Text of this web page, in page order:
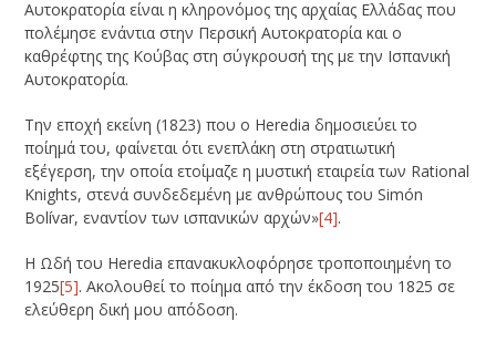
Αυτοκρατορία είναι η κληρονόμος της αρχαίας Ελλάδας που
πολέμησε ενάντια στην Περσική Αυτοκρατορία και ο
καθρέφτης της Κούβας στη σύγκρουσή της με την Ισπανική
Αυτοκρατορία.
Την εποχή εκείνη (1823) που ο Heredia δημοσιεύει το
ποίημά του, φαίνεται ότι ενεπλάκη στη στρατιωτική
εξέγερση, την οποία ετοίμαζε η μυστική εταιρεία των Rational
Knights, στενά συνδεδεμένη με ανθρώπους του Simón
Bolívar, εναντίον των ισπανικών αρχών»[4].
Η Ωδή του Heredia επανακυκλοφόρησε τροποποιημένη το
1925[5]. Ακολουθεί το ποίημα από την έκδοση του 1825 σε
ελεύθερη δική μου απόδοση.